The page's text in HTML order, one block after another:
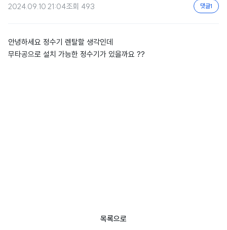
2024.09.10 21:04조회 493 댓글1
안녕하세요 정수기 렌탈할 생각인데
무타공으로 설치 가능한 정수기가 있을까요 ??
목록으로